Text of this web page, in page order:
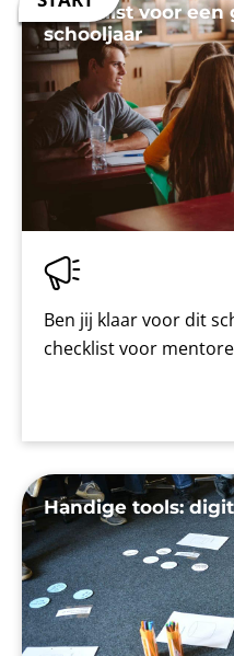
Checklist voor een
schooljaar
Ben jij klaar voor dit
checklist voor
Handige tools: